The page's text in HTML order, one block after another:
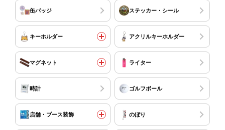
缶バッジ ステッカー・シール
キーホルダー アクリルキーホルダー
マグネット ライター
時計 ゴルフボール
店舗・ブース装飾 のぼり